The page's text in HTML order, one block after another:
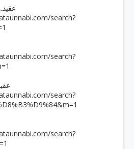
��
search?
search?
��
search?
search?